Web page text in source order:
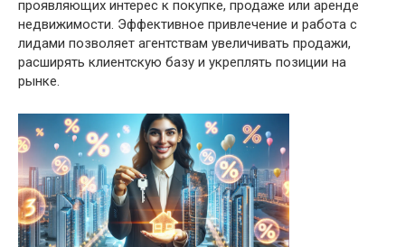
проявляющих интерес к покупке, продаже или аренде
недвижимости. Эффективное привлечение и работа с
лидами позволяет агентствам увеличивать продажи,
расширять клиентскую базу и укреплять позиции на
рынке.